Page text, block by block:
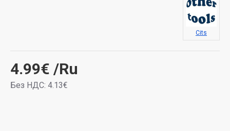
4.99€ /Ru
Без НДС: 4.13€
Cits